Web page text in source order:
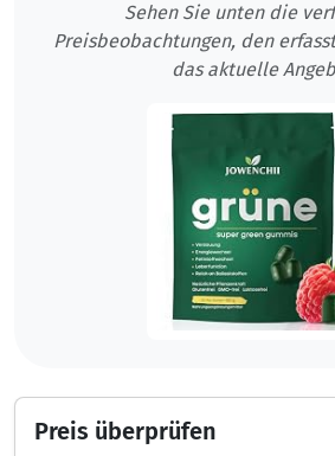
Sehen Sie unten die
Preisbeobachtungen, den
das aktuelle
Preis überprüfen